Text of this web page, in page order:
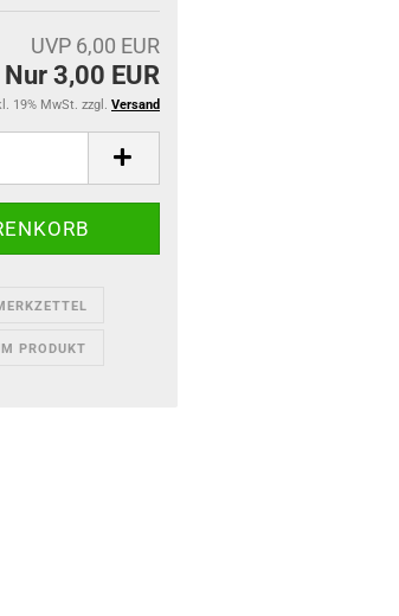
UVP 6,00 EUR
Nur 3,00 EUR
19% MwSt. zzgl. Versand
PRODUKT